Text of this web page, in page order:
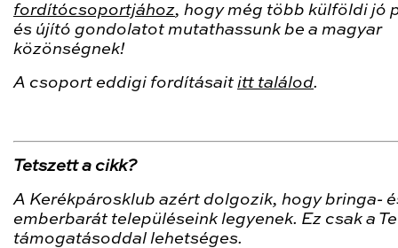
fordítócsoportjához, hogy még több külföldi jó
és újító gondolatot mutathassunk be a magyar
közönségnek!
A csoport eddigi fordításait itt találod.
Tetszett a cikk?
A Kerékpárosklub azért dolgozik, hogy bringa-
emberbarát településeink legyenek. Ez csak a Te
támogatásoddal lehetséges.